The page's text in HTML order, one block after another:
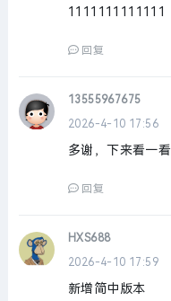
1111111111111
回复
13555967675
2026-4-10 17:56
多谢，下来看一看
回复
HXS688
2026-4-10 17:59
新增简中版本